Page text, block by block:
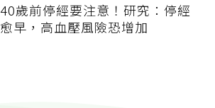
40歲前停經要注意！研究：停經
愈早，高血壓風險恐增加